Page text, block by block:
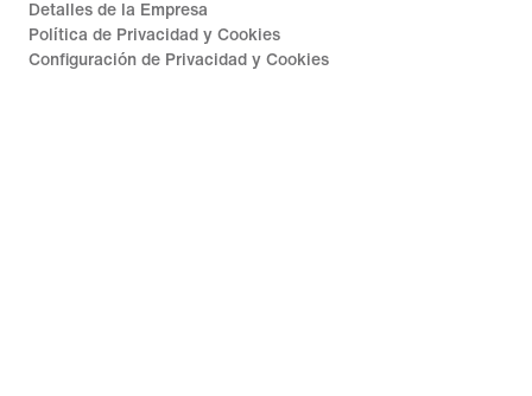
Detalles de la Empresa
Política de Privacidad y Cookies
Configuración de Privacidad y Cookies